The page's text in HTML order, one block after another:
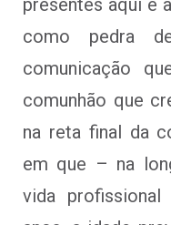
presentes aqui e
como pedra
comunicação
comunhão que
na reta final da
em que – na
vida